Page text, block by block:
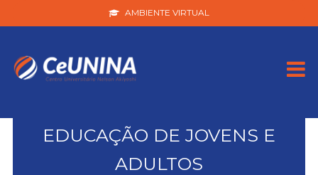
AMBIENTE VIRTUAL
EDUCAÇÃO DE JOVENS E
ADULTOS